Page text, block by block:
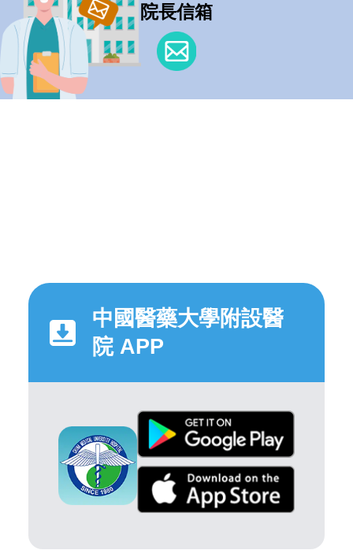
院長信箱
中國醫藥大學附設醫
院 APP